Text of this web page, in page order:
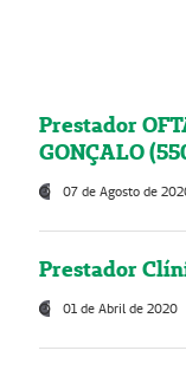
Prestador
GONÇALO
07 de Agosto de
Prestador
01 de Abril de 2020